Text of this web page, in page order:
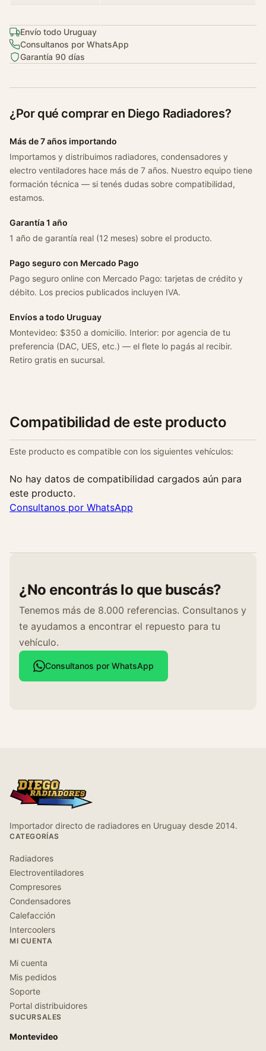
a
Envío todo Uruguay
Consultanos por WhatsApp
Garantía 90 días
¿Por qué comprar en Diego Radiadores?
Más de 7 años importando
Importamos y distribuimos radiadores, condensadores y
electro ventiladores hace más de 7 años. Nuestro equipo tiene
formación técnica — si tenés dudas sobre compatibilidad,
estamos.
Garantía 1 año
1 año de garantía real (12 meses) sobre el producto.
Pago seguro con Mercado Pago
Pago seguro online con Mercado Pago: tarjetas de crédito y
débito. Los precios publicados incluyen IVA.
Envíos a todo Uruguay
Montevideo: $350 a domicilio. Interior: por agencia de tu
preferencia (DAC, UES, etc.) — el flete lo pagás al recibir.
Retiro gratis en sucursal.
Compatibilidad de este producto
Este producto es compatible con los siguientes vehículos:
No hay datos de compatibilidad cargados aún para
este producto.
Consultanos por WhatsApp
¿No encontrás lo que buscás?
Tenemos más de 8.000 referencias. Consultanos y
te ayudamos a encontrar el repuesto para tu
vehículo.
Consultanos por WhatsApp
Importador directo de radiadores en Uruguay desde 2014.
CATEGORÍAS
Radiadores
Electroventiladores
Compresores
Condensadores
Calefacción
Intercoolers
MI CUENTA
Mi cuenta
Mis pedidos
Soporte
Portal distribuidores
SUCURSALES
Montevideo